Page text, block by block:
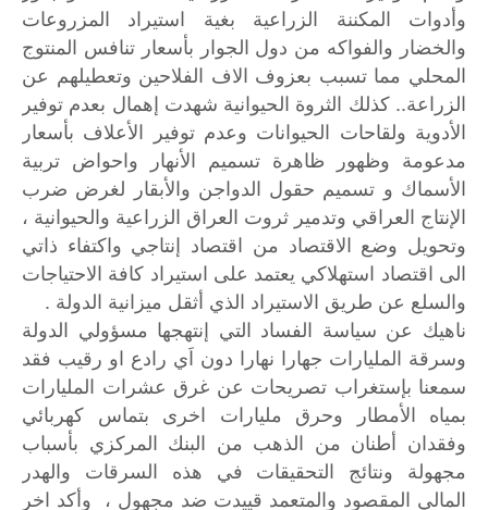
وأدوات المكننة الزراعية بغية استيراد المزروعات
والخضار والفواكه من دول الجوار بأسعار تنافس المنتوج
المحلي مما تسبب بعزوف الاف الفلاحين وتعطيلهم عن
الزراعة.. كذلك الثروة الحيوانية شهدت إهمال بعدم توفير
الأدوية ولقاحات الحيوانات وعدم توفير الأعلاف بأسعار
مدعومة وظهور ظاهرة تسميم الأنهار واحواض تربية
الأسماك و تسميم حقول الدواجن والأبقار لغرض ضرب
الإنتاج العراقي وتدمير ثروت العراق الزراعية والحيوانية ،
وتحويل وضع الاقتصاد من اقتصاد إنتاجي واكتفاء ذاتي
الى اقتصاد استهلاكي يعتمد على استيراد كافة الاحتياجات
والسلع عن طريق الاستيراد الذي أثقل ميزانية الدولة .
ناهيك عن سياسة الفساد التي إنتهجها مسؤولي الدولة
وسرقة المليارات جهارا نهارا دون اَي رادع او رقيب فقد
سمعنا بإستغراب تصريحات عن غرق عشرات المليارات
بمياه الأمطار وحرق مليارات اخرى بتماس كهربائي
وفقدان أطنان من الذهب من البنك المركزي بأسباب
مجهولة ونتائج التحقيقات في هذه السرقات والهدر
المالي المقصود والمتعمد قييدت ضد مجهول ، وأكد اخر